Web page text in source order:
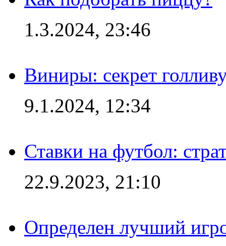
1.3.2024, 23:46
Виниры: секрет
9.1.2024, 12:34
Ставки на футбол:
22.9.2023, 21:10
Определен лучший